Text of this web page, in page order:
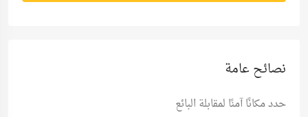
نصائح عامة
حدد مكانًا آمنًا لمقابلة البائع